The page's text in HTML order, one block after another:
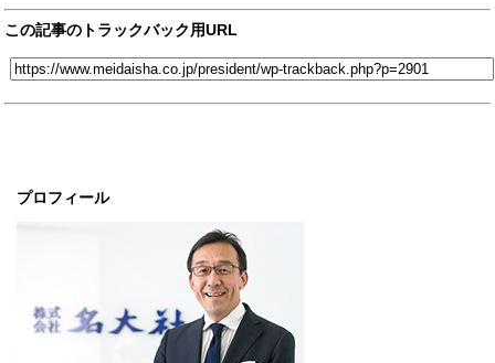
プロフィール
この記事のトラックバック用URL